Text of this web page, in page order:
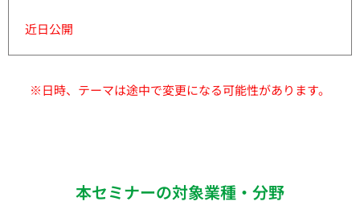
近日公開
※日時、テーマは途中で変更になる可能性があります。
本セミナーの対象業種・分野